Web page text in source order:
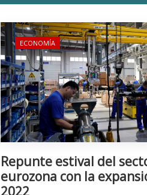
ECONOMÍA
Repunte estival del
eurozona con la
2022